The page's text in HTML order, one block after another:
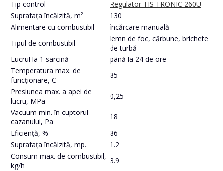
Tip control
Regulator TIS TRONIC 260U
Suprafața încălzită, m²
130
Alimentare cu combustibil
încărcare manuală
Tipul de combustibil
lemn de foc, cărbune, brichete
de turbă
Lucrul la 1 sarcină
până la 24 de ore
Temperatura max. de
funcționare, C
85
Presiunea max. a apei de
lucru, MPa
0,25
Vacuum min. în cuptorul
cazanului, Pa
18
Eficiență, %
86
Suprafața încălzită, mp.
1.2
Consum max. de combustibil,
kg/h
3.9